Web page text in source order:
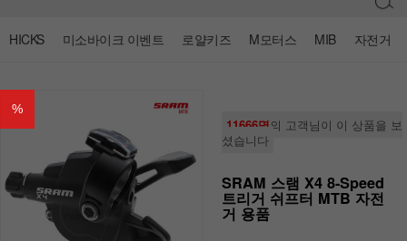
HICKS 미소바이크 이벤트 로얄키즈 M모터스 MIB 자전거
%
11666명의 고객님이 이 상품을 보
셨습니다
SRAM 스램 X4 8-Speed
트리거 쉬프터 MTB 자전
거 용품